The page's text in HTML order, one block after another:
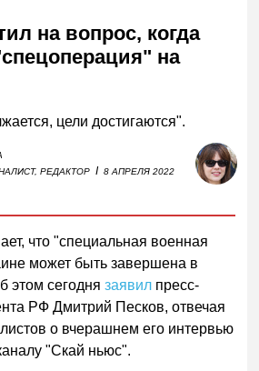
на вопрос, когда
на
цели достигаются".
РЕДАКТОР I 8 АПРЕЛЯ 2022
что "специальная военная
может быть завершена в
этом сегоднязаявил пресс-
РФ Дмитрий Песков, отвечая
о вчерашнем его интервью
"Скай ньюс".